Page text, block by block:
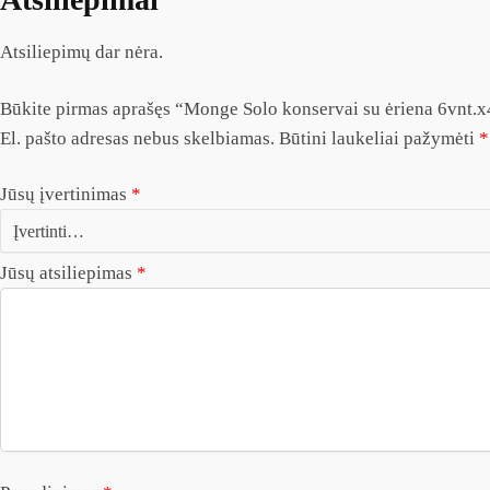
Atsiliepimų dar nėra.
Būkite pirmas aprašęs “Monge Solo konservai su ėriena
El. pašto adresas nebus skelbiamas. Būtini laukeliai pažymėti *
Jūsų įvertinimas *
Jūsų atsiliepimas *